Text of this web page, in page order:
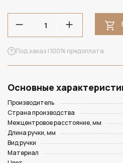
Под заказ | 100% предоплата
Основные
Производитель
Страна производства
Межцентровое расстояние, мм
Длина ручки, мм
Вид ручки
Материал